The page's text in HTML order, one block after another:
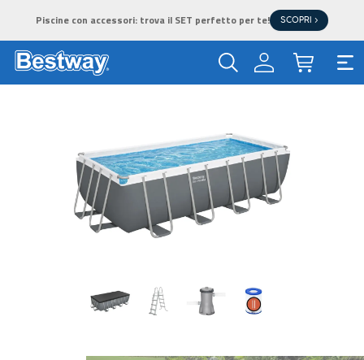
Piscine con accessori: trova il SET perfetto per te! SCOPRI >